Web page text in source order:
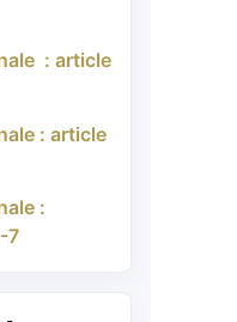
: article
: article
:
7